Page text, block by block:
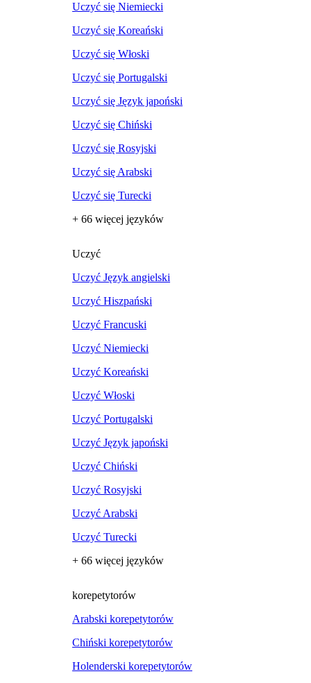
Uczyć się Niemiecki
Uczyć się Koreański
Uczyć się Włoski
Uczyć się Portugalski
Uczyć się Język japoński
Uczyć się Chiński
Uczyć się Rosyjski
Uczyć się Arabski
Uczyć się Turecki
+ 66 więcej języków
Uczyć
Uczyć Język angielski
Uczyć Hiszpański
Uczyć Francuski
Uczyć Niemiecki
Uczyć Koreański
Uczyć Włoski
Uczyć Portugalski
Uczyć Język japoński
Uczyć Chiński
Uczyć Rosyjski
Uczyć Arabski
Uczyć Turecki
+ 66 więcej języków
korepetytorów
Arabski korepetytorów
Chiński korepetytorów
Holenderski korepetytorów